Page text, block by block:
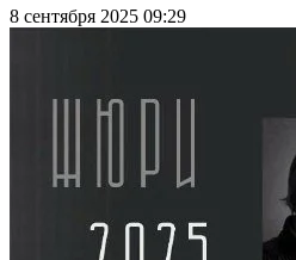
8 сентября 2025 09:29